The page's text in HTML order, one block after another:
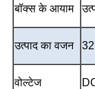
बॉक्स के आयाम
उत्पाद का वजन 32
वोल्टेज